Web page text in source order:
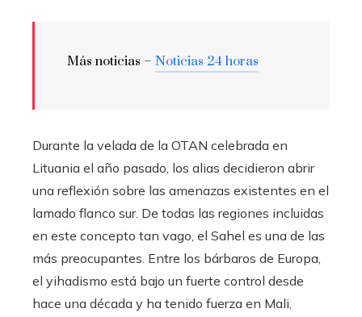
Más noticias – Noticias 24 horas
Durante la velada de la OTAN celebrada en
Lituania el año pasado, los alias decidieron abrir
una reflexión sobre las amenazas existentes en el
lamado flanco sur. De todas las regiones incluidas
en este concepto tan vago, el Sahel es una de las
más preocupantes. Entre los bárbaros de Europa,
el yihadismo está bajo un fuerte control desde
hace una década y ha tenido fuerza en Mali,